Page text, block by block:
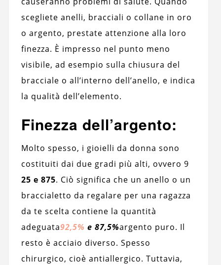
scegliete anelli, bracciali o collane in oro
o argento, prestate attenzione alla loro
finezza. È impresso nel punto meno
visibile, ad esempio sulla chiusura del
bracciale o all’interno dell’anello, e indica
la qualità dell’elemento.
Finezza dell’argento:
Molto spesso, i gioielli da donna sono
costituiti dai due gradi più alti, ovvero 9
25 e 875. Ciò significa che un anello o un
braccialetto da regalare per una ragazza
da te scelta contiene la quantità
adeguata92,5% e 87,5%argento puro. Il
resto è acciaio diverso. Spesso
chirurgico, cioè antiallergico. Tuttavia,